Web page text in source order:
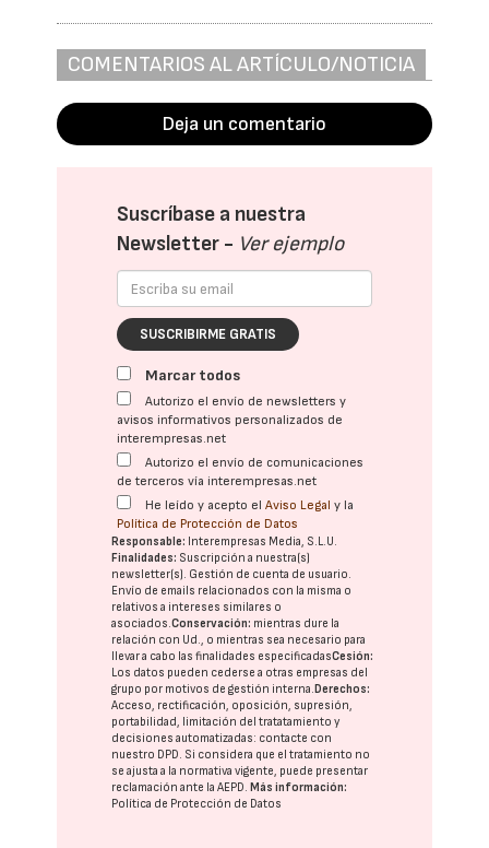
COMENTARIOS AL ARTÍCULO/NOTICIA
Deja un comentario
Suscríbase a nuestra
Newsletter - Ver ejemplo
SUSCRIBIRME GRATIS
Marcar todos
Autorizo el envío de newsletters y
avisos informativos personalizados de
interempresas.net
Autorizo el envío de comunicaciones
de terceros vía interempresas.net
He leído y acepto elAviso Legal y la
Política de Protección de Datos
Responsable: Interempresas Media, S.L.U.
Finalidades: Suscripción a nuestra(s)
newsletter(s). Gestión de cuenta de usuario.
Envío de emails relacionados con la misma o
relativos a intereses similares o
asociados.Conservación: mientras dure la
relación con Ud., o mientras sea necesario para
llevar a cabo las finalidades especificadasCesión:
Los datos pueden cederse a otras empresas del
grupo por motivos de gestión interna. Derechos:
Acceso, rectificación, oposición, supresión,
portabilidad, limitación del tratatamiento y
decisiones automatizadas: contacte con
nuestro DPD. Si considera que el tratamiento no
se ajusta a la normativa vigente, puede presentar
reclamación ante laAEPD. Más información:
Política de Protección de Datos